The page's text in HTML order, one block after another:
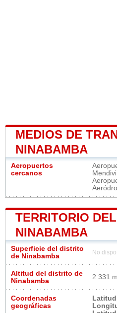
MEDIOS DE
NINABAMBA
Aeropuertos
cercanos
TERRITORIO
NINABAMBA
Superficie del distrito
de Ninabamba
No
Altitud del distrito de
Ninabamba
2 331
Coordenadas
geográficas